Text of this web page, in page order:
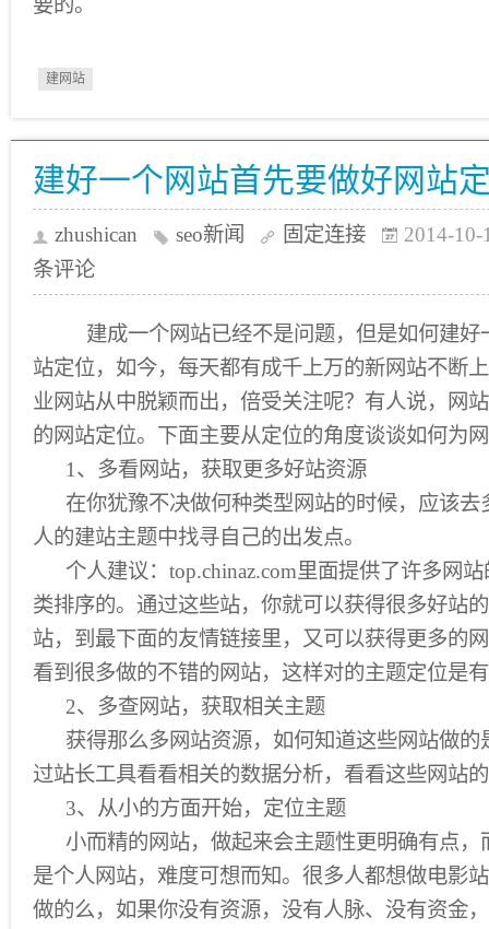
要的。
建网站
建好一个网站首先要做好网站
zhushican seo新闻 固定连接
2014-10-
条评论
建成一个网站已经不是问题，但是如何建好
站定位，如今，每天都有成千上万的新网站不断
业网站从中脱颖而出，倍受关注呢？有人说，网
的网站定位。下面主要从定位的角度谈谈如何为
1、多看网站，获取更多好站资源
在你犹豫不决做何种类型网站的时候，应该去
人的建站主题中找寻自己的出发点。
个人建议：top.chinaz.com里面提供了许多网
类排序的。通过这些站，你就可以获得很多好站
站，到最下面的友情链接里，又可以获得更多的
看到很多做的不错的网站，这样对的主题定位是
2、多查网站，获取相关主题
获得那么多网站资源，如何知道这些网站做的
过站长工具看看相关的数据分析，看看这些网站
3、从小的方面开始，定位主题
小而精的网站，做起来会主题性更明确有点，
是个人网站，难度可想而知。很多人都想做电影
做的么，如果你没有资源，没有人脉、没有资金